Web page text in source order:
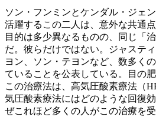
ソン・フンミンとケンダル・ジェ
活躍するこの二人は、意外な共通
目的は多少異なるものの、同じ「
だ。彼らだけではない。ジャステ
ヨン、ソン・テヨンなど、数多く
ていることを公表している。目の
この治療法は、高気圧酸素療法（
気圧酸素療法にはどのような回復
ぜこれほど多くの人がこの治療を